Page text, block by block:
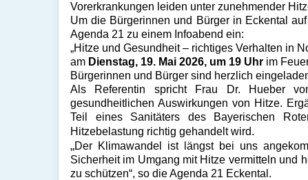
Vorerkrankungen leiden unter zunehmender
Um die Bürgerinnen und Bürger in Eckental
Agenda 21 zu einem Infoabend ein:
„Hitze und Gesundheit – richtiges Verhalten in
am Dienstag, 19. Mai 2026, um 19 Uhr im
Bürgerinnen und Bürger sind herzlich
Als Referentin spricht Frau Dr. Hueber
gesundheitlichen Auswirkungen von Hitze.
Teil eines Sanitäters des Bayerischen
Hitzebelastung richtig gehandelt wird.
„Der Klimawandel ist längst bei uns
Sicherheit im Umgang mit Hitze vermitteln und
zu schützen“, so die Agenda 21 Eckental.